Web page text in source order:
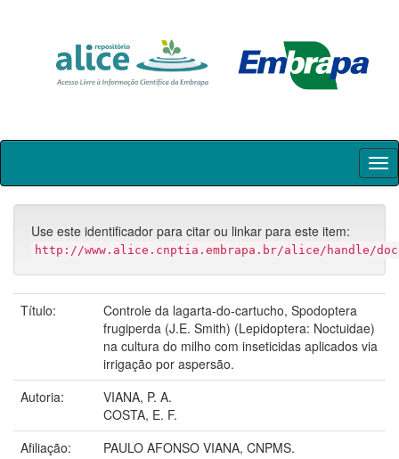
Skip
Use este identificador para citar ou linkar para este item:
http://www.alice.cnptia.embrapa.br/alice/handle/
Título:
Controle da lagarta-do-cartucho, Spodoptera
frugiperda (J.E. Smith) (Lepidoptera: Noctuidae)
na cultura do milho com inseticidas aplicados via
irrigação por aspersão.
Autoria:
VIANA, P. A.
COSTA, E. F.
Afiliação:
PAULO AFONSO VIANA, CNPMS.